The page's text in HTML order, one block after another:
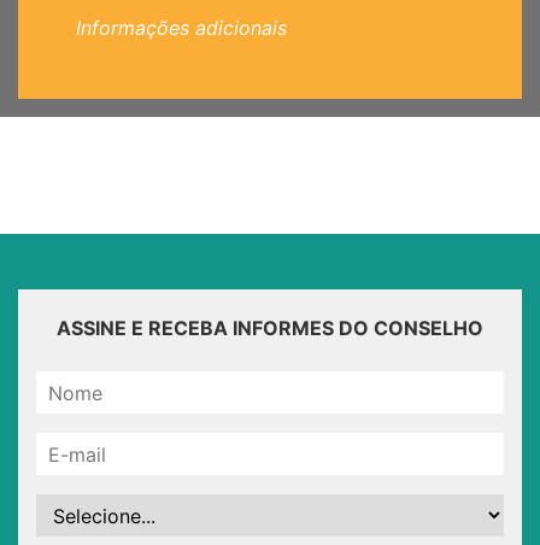
Informações adicionais
ASSINE E RECEBA INFORMES DO CONSELHO